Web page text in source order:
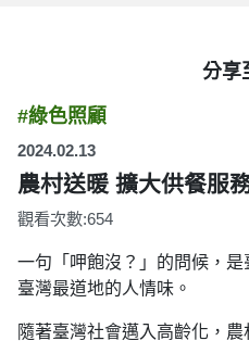
分享
#綠色照顧
2024.02.13
農村送暖 擴大供餐服
觀看次數:654
一句「呷飽沒？」的問候，
臺灣最道地的人情味。
隨著臺灣社會邁入高齡化，